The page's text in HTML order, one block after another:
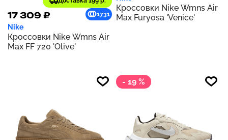
17 309 ₽ 1731
Nike
Кроссовки Nike Wmns Air
Max FF 720 'Olive'
Кроссовки Nike Wmns Air
Max Furyosa 'Venice'
- 19 %